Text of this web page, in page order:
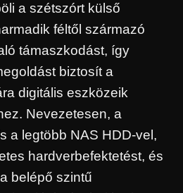
a szétszórt külső
féltől származó
támaszkodást, így
biztosít a
digitális eszközeik
Nevezetesen, a
a legtöbb NAS HDD-vel,
hardverbefektetést, és
belépő szintű